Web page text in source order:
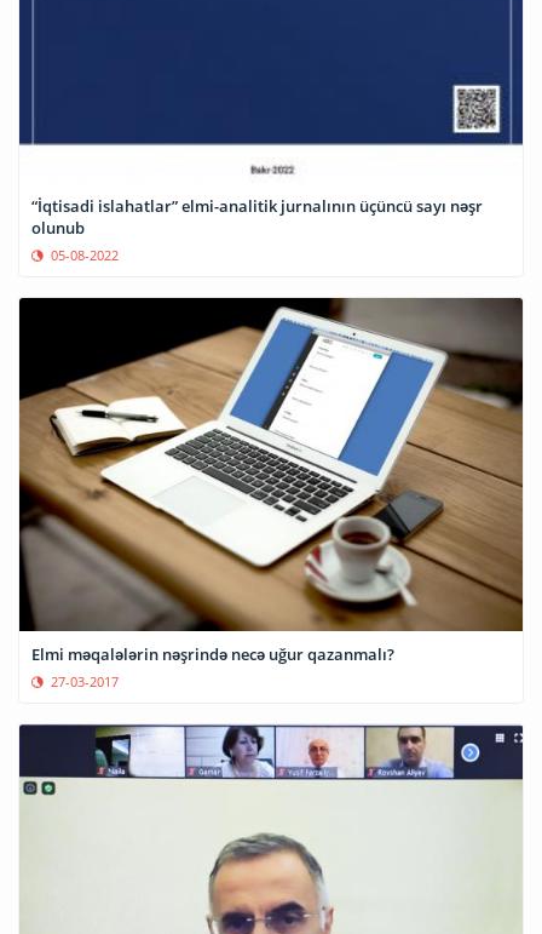
“İqtisadi islahatlar” elmi-analitik jurnalının üçüncü sayı nəşr
olunub
05-08-2022
Elmi məqalələrin nəşrində necə uğur qazanmalı?
27-03-2017